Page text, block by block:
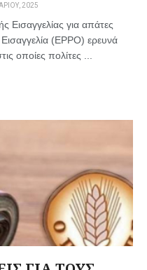
2025
για απάτες
(EPPO) ερευνά
οποίες πολίτες ...